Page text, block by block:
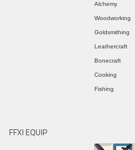
Alchemy
Woodworking
Goldsmithing
Leathercraft
Bonecraft
Cooking
Fishing
FFXI EQUIP